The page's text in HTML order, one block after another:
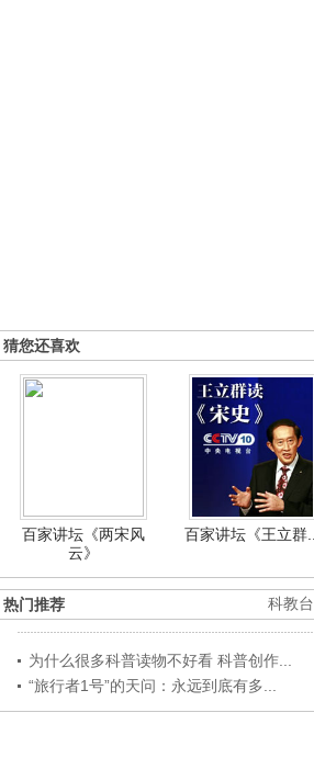
猜您还喜欢
百家讲坛《两宋风
云》
百家讲坛《王立群...
科教台
热门推荐
为什么很多科普读物不好看 科普创作...
“旅行者1号”的天问：永远到底有多...